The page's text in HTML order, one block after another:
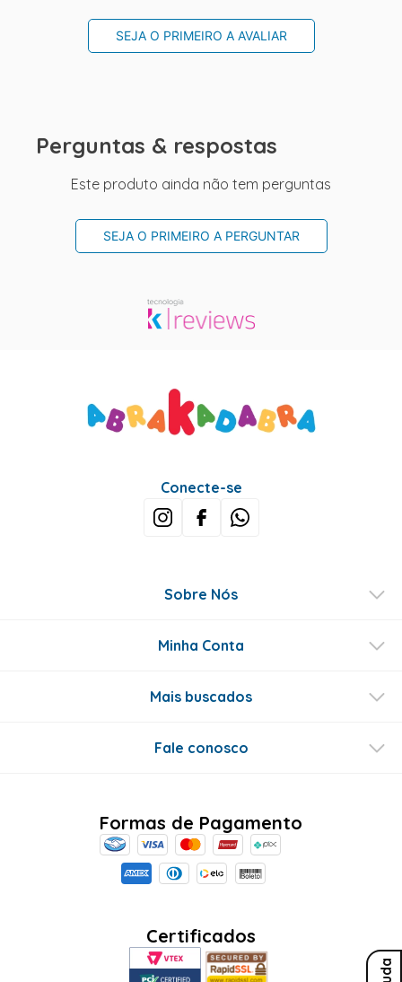
SEJA O PRIMEIRO A AVALIAR
Perguntas & respostas
Este produto ainda não tem perguntas
SEJA O PRIMEIRO A PERGUNTAR
Conecte-se
Sobre Nós
Minha Conta
Mais buscados
Fale conosco
Formas de Pagamento
Certificados